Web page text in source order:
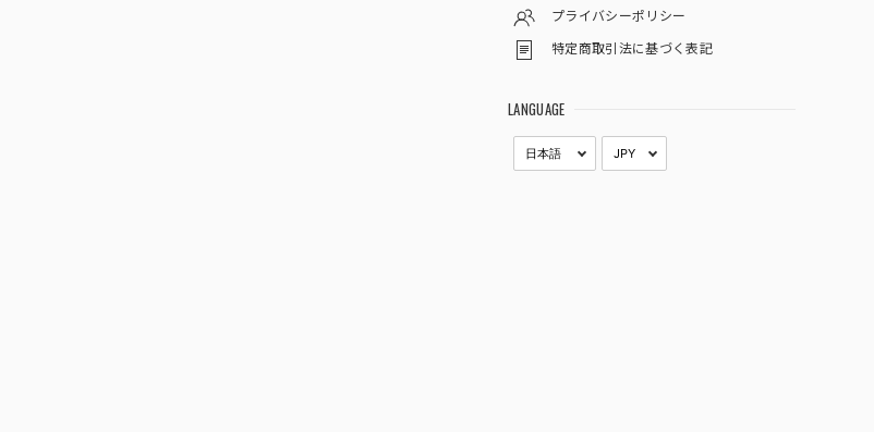
プライバシーポリシー
特定商取引法に基づく表記
LANGUAGE